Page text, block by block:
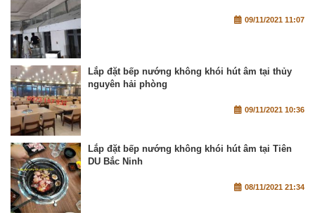
09/11/2021 11:07
Lắp đặt bếp nướng không khói hút âm tại thủy
nguyên hải phòng
09/11/2021 10:36
Lắp đặt bếp nướng không khói hút âm tại Tiên
DU Bắc Ninh
08/11/2021 21:34